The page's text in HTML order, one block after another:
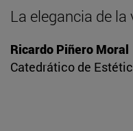
La elegancia de la
Ricardo Piñero Moral
Catedrático de